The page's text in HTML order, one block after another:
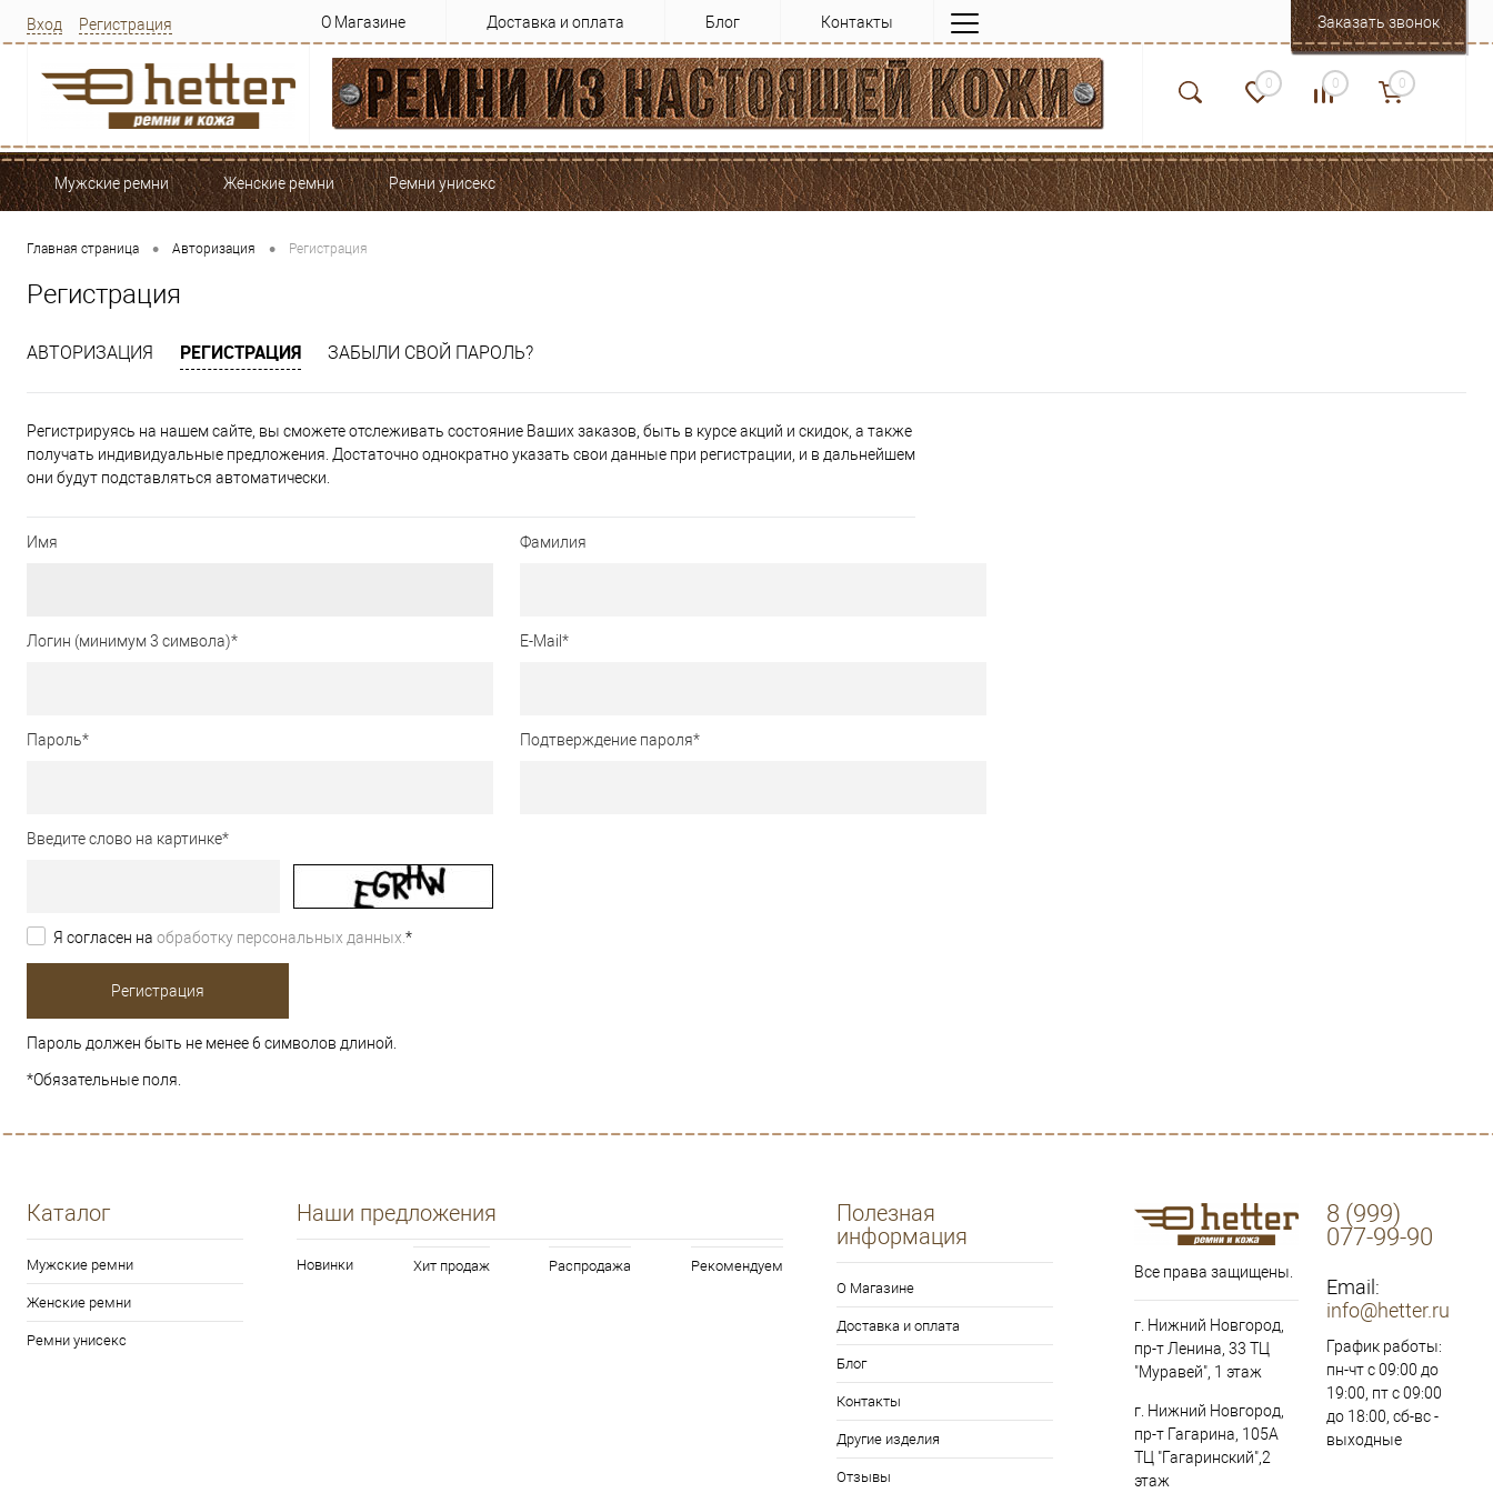
Вход Регистрация О Магазине Доставка и оплата Блог Контакты Заказать звонок
0 0 0
Мужские ремни Женские ремни Ремни унисекс
Главная страница • Авторизация • Регистрация
Регистрация
АВТОРИЗАЦИЯ РЕГИСТРАЦИЯ ЗАБЫЛИ СВОЙ ПАРОЛЬ?
Регистрируясь на нашем сайте, вы сможете отслеживать состояние Ваших заказов, быть в курсе акций и скидок, а также
получать индивидуальные предложения. Достаточно однократно указать свои данные при регистрации, и в дальнейшем
они будут подставляться автоматически.
Имя Фамилия
Логин (минимум 3 символа)* E-Mail *
Пароль* Подтверждение пароля*
Введите слово на картинке*
Я согласен на обработку персональных данных.*
Пароль должен быть не менее 6 символов длиной.
*Обязательные поля.
Каталог
Мужские ремни
Женские ремни
Ремни унисекс
Наши предложения
Новинки Хит продаж Распродажа Рекомендуем
Полезная
информация
О Магазине
Доставка и оплата
Блог
Контакты
Другие изделия
Отзывы
Все права защищены.
г. Нижний Новгород,
пр-т Ленина, 33 ТЦ
"Муравей", 1 этаж
г. Нижний Новгород,
пр-т Гагарина, 105А
ТЦ "Гагаринский",2
этаж
8 (999)
077-99-90
Email:
info@hetter.ru
График работы:
пн-чт с 09:00 до
19:00, пт с 09:00
до 18:00, сб-вс -
выходные